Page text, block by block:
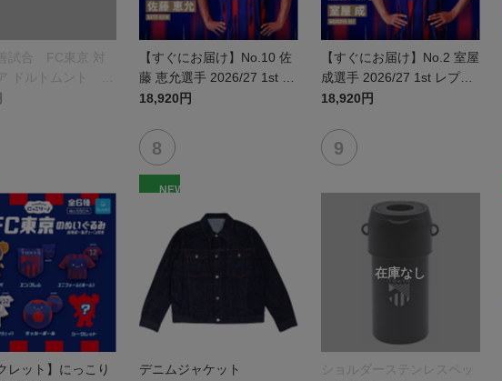
試合 FC東京 対
ドルトムント プ
オルマフラー
【すぐにお届け】No.10 佐
藤 恵允選手 2026/27 1st レ
プリカユニフォーム 半袖
18,920円
【すぐにお届け】No.2 室屋
成選手 2026/27 1st レプリ
カユニフォーム 半袖
18,920円
レット】にっこり
NEW
デニムジャケット
ショルダーステンレスペッ